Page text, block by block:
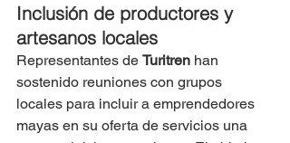
Inclusión de productores y
artesanos locales
Representantes de Turitren han
sostenido reuniones con grupos
locales para incluir a emprendedores
mayas en su oferta de servicios una